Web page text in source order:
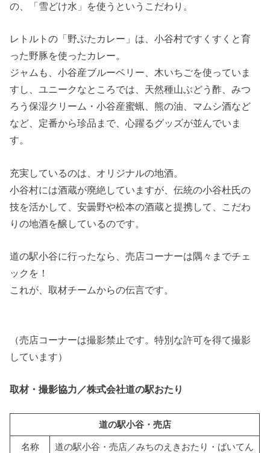
の、「雪どけ水」を使うというこだわり。
レトルトの「野ぶたカレー」は、小谷村ですくすくと育
った野豚を使ったカレー。
ジャムも、小谷産ブルーベリー、木いちごを使っていま
すし、ユニークなところでは、天然種山ぶどう酢、みつ
ろう保湿クリーム・小谷産蜜蝋、熊の油、マムシ酒など
など、定番から珍品まで、心躍るグッズが並んでいま
す。
充実しているのは、オリジナルの地酒。
小谷村には酒蔵が廃絶していますが、伝統の小谷杜氏の
技を活かして、安曇野や松本の酒蔵と提携して、こだわ
りの地酒を醸しているのです。
道の駅小谷に行ったなら、売店コーナーは隅々までチェ
ックを！
これが、取材チームからの伝言です。
（売店コーナーは撮影禁止です。特別な許可を得て撮影
しています）
取材・撮影協力／株式会社道の駅おたり
道の駅小谷・売店
名称 道の駅小谷・売店／みちのえきおたり・ばいてん